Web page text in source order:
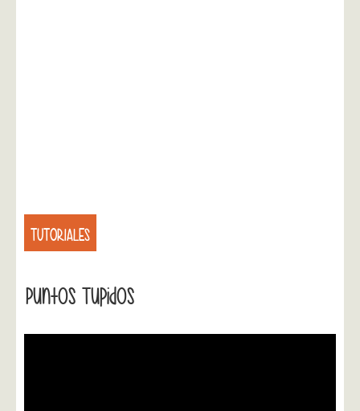
TUTORIALES
Puntos Tupidos